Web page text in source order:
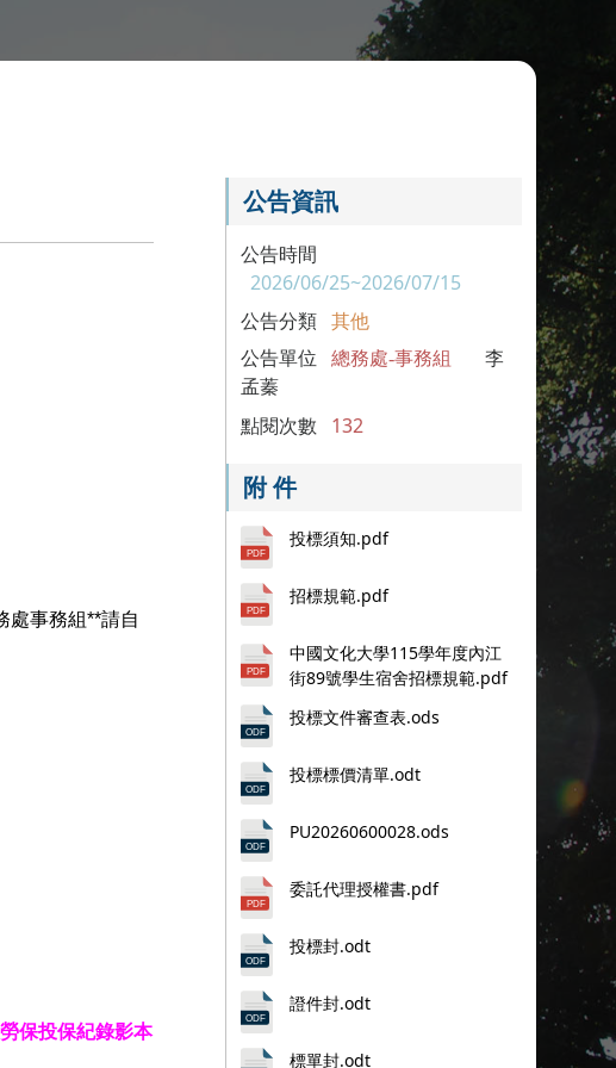
處事務組**請自
保投保紀錄影本
公告資訊
公告時間
2026/06/25~2026/07/15
公告分類 其他
公告單位 總務處-事務組
李
孟蓁
點閱次數 132
附 件
投標須知.pdf
招標規範.pdf
中國文化大學115學年度內江
街89號學生宿舍招標規範.pdf
投標文件審查表.ods
投標標價清單.odt
PU20260600028.ods
委託代理授權書.pdf
投標封.odt
證件封.odt
標單封.odt